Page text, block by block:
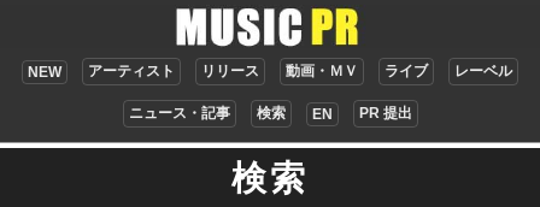
NEW アーティスト リリース 動画・ＭＶ ライブ レーベル
ニュース・記事 検索 EN PR 提出
検索